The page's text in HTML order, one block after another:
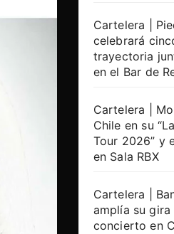
Cartelera |
celebrará
trayectoria
en el Bar de
Cartelera |
Chile en su
Tour 2026” y
en Sala RBX
Cartelera |
amplía su
concierto en